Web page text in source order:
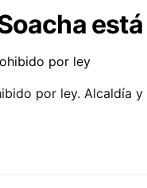
por ley. Alcaldía